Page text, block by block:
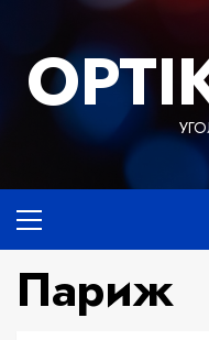
содержимому
меню
Париж